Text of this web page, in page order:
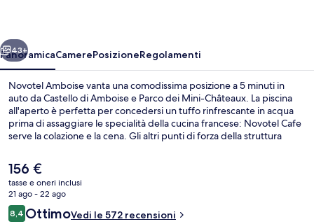
Avanti
43+
PanoramicaCamerePosizioneRegolamenti
Novotel Amboise vanta una comodissima posizione a 5 minuti in
auto da Castello di Amboise e Parco dei Mini-Châteaux. La piscina
all'aperto è perfetta per concedersi un tuffo rinfrescante in acqua
prima di assaggiare le specialità della cucina francese: Novotel Cafe
serve la colazione e la cena. Gli altri punti di forza della struttura
terrazza. Le recensioni degli ospiti lodano le condizioni generali della
struttura.
Il
prezzo
attuale
è
156 €
156 €
tasse e oneri inclusi
21 ago - 22 ago
Recensioni
8,48,4 su 10
OttimoVedi le 572 recensioni